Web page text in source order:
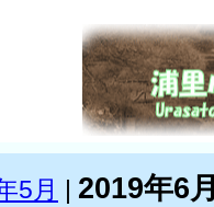
5月 2019年6